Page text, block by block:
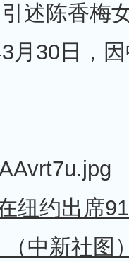
引述陈香梅
月30日，
纽约出席
（中新社图